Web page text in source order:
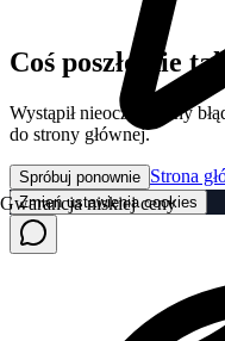
Gwarancja niskiej ceny
Coś poszło nie tak
Wystąpił nieoczekiwany
do strony głównej.
Spróbuj ponownie Strona
Zmień ustawienia cookies